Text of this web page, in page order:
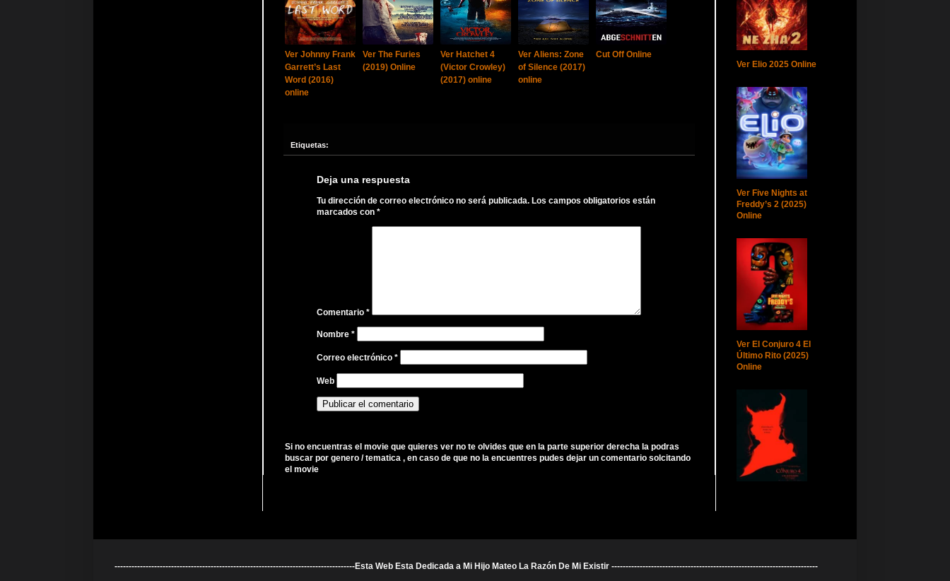
Ver Johnny Frank
Garrett’s Last
Word (2016)
online
Ver The Furies
(2019) Online
Ver Hatchet 4
(Victor Crowley)
(2017) online
Ver Aliens: Zone
of Silence (2017)
online
Cut Off Online
Etiquetas:
Deja una respuesta
Tu dirección de correo electrónico no será publicada. Los campos obligatorios están
marcados con *
Comentario *
Nombre *
Correo electrónico *
Web
Si no encuentras el movie que quieres ver no te olvides que en la parte superior derecha la podras
buscar por genero / tematica , en caso de que no la encuentres pudes dejar un comentario solcitando
el movie
Ver Elio 2025 Online
Ver Five Nights at
Freddy’s 2 (2025)
Online
Ver El Conjuro 4 El
Último Rito (2025)
Online
-------------------------------------------------------------------------------------Esta Web Esta Dedicada a Mi Hijo Mateo La Razón De Mi Existir -------------------------------------------------------------------------